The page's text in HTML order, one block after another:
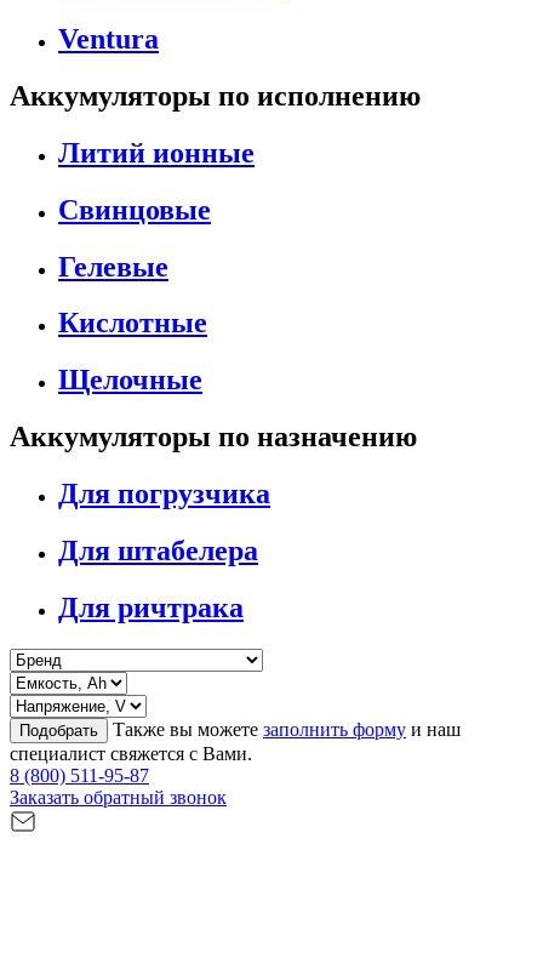
Ventura
Аккумуляторы по исполнению
Литий ионные
Свинцовые
Гелевые
Кислотные
Щелочные
Аккумуляторы по назначению
Для погрузчика
Для штабелера
Для ричтрака
Подобрать Также вы можете заполнить форму и наш
специалист свяжется с Вами.
8 (800) 511-95-87
Заказать обратный звонок